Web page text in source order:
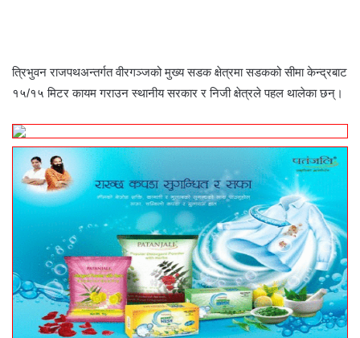
त्रिभुवन राजपथअन्तर्गत वीरगञ्जको मुख्य सडक क्षेत्रमा सडकको सीमा केन्द्रबाट
१५/१५ मिटर कायम गराउन स्थानीय सरकार र निजी क्षेत्रले पहल थालेका छन्।